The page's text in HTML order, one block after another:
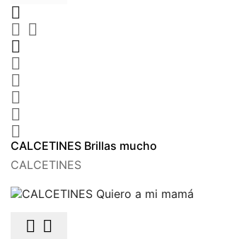

 






CALCETINES Brillas mucho
CALCETINES

